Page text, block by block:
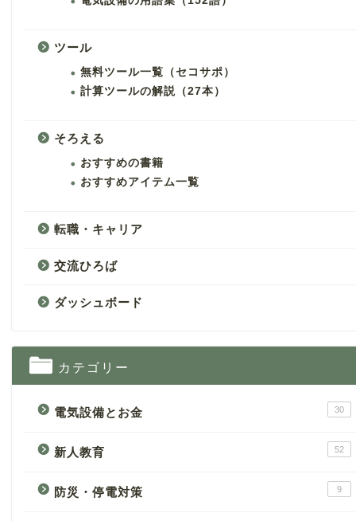
ツール
無料ツール一覧（セコサポ）
計算ツールの解説（27本）
そろえる
おすすめの書籍
おすすめアイテム一覧
転職・キャリア
交流ひろば
ダッシュボード
カテゴリー
電気設備とお金 30
新人教育 52
防災・停電対策 9